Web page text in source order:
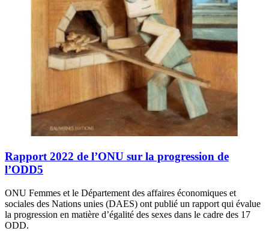
Rapport 2022 de l’ONU sur la progression de
l’ODD5
ONU Femmes et le Département des affaires économiques et
sociales des Nations unies (DAES) ont publié un rapport qui évalue
la progression en matière d’égalité des sexes dans le cadre des 17
ODD.